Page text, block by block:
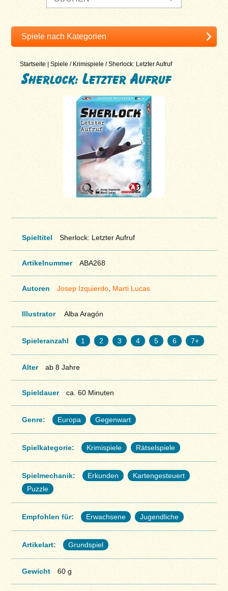
Startseite |Spiele / Krimispiele /Sherlock: Letzter Aufruf
Sherlock: Letzter Aufruf
Spieltitel Sherlock: Letzter Aufruf
Artikelnummer ABA268
Autoren Josep Izquierdo, Marti Lucas
Illustrator Alba Aragón
Spieleranzahl 1 2 3 4 5 6 7+
Alter ab 8 Jahre
Spieldauer ca. 60 Minuten
Genre: Europa Gegenwart
Spielkategorie: Krimispiele Rätselspiele
Spielmechanik: Erkunden
Kartengesteuert
Puzzle
Empfohlen für: Erwachsene Jugendliche
Artikelart: Grundspiel
Gewicht 60 g